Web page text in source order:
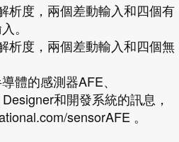
析度，兩個差動輸入和四個有
。
析度，兩個差動輸入和四個無
體的感測器AFE、
和開發系統的訊息，
sensorAFE 。